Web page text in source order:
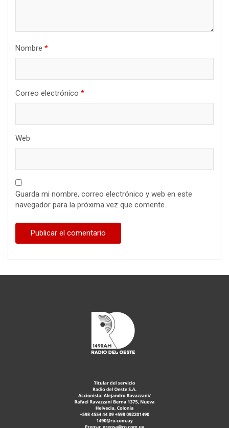
Nombre *
Correo electrónico *
Web
Guarda mi nombre, correo electrónico y web en este
navegador para la próxima vez que comente.